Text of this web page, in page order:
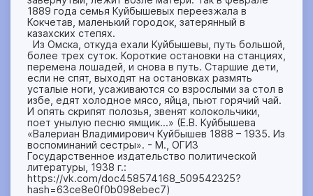
1889 года семья Куйбышевых переезжала в
Кокчетав, маленький городок, затерянный в
казахских степях.
Из Омска, откуда ехали Куйбышевы, путь большой,
более трех суток. Короткие остановки на станциях,
перемена лошадей, и снова в путь. Старшие дети,
если не спят, выходят на остановках размять
усталые ноги, усаживаются со взрослыми за стол в
избе, едят холодное мясо, яйца, пьют горячий чай.
И опять скрипят полозья, звенят колокольчики,
поет унылую песню ямщик…» (Е.В. Куйбышева
«Валериан Владимирович Куйбышев 1888 – 1935. Из
воспоминаний сестры». - М., ОГИЗ
Государственное издательство политической
литературы, 1938 г.:
https://vk.com/doc458574168_509542325?
hash=63ce8e0f0b098ebec7)